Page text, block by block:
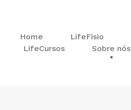
Home LifeFisio
LifeCursos
Sobre nós